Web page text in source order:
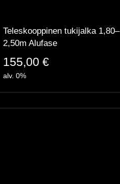
Teleskooppinen tukijalka 1,80–
2,50m Alufase
155,00 €
alv. 0%